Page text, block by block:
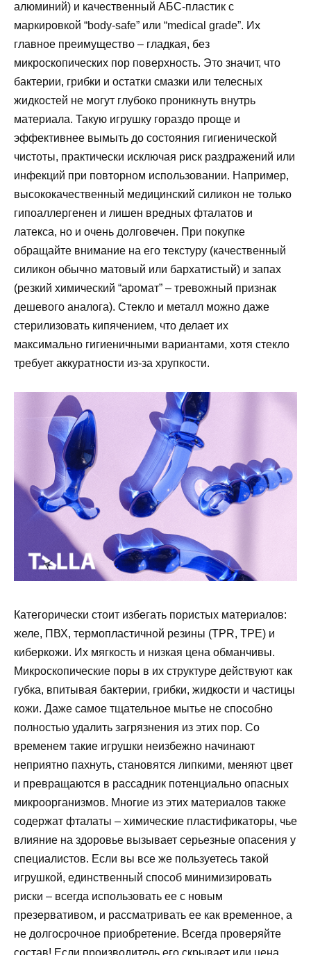
алюминий) и качественный АБС-пластик с
маркировкой “body-safe” или “medical grade”. Их
главное преимущество – гладкая, без
микроскопических пор поверхность. Это значит, что
бактерии, грибки и остатки смазки или телесных
жидкостей не могут глубоко проникнуть внутрь
материала. Такую игрушку гораздо проще и
эффективнее вымыть до состояния гигиенической
чистоты, практически исключая риск раздражений или
инфекций при повторном использовании. Например,
высококачественный медицинский силикон не только
гипоаллергенен и лишен вредных фталатов и
латекса, но и очень долговечен. При покупке
обращайте внимание на его текстуру (качественный
силикон обычно матовый или бархатистый) и запах
(резкий химический “аромат” – тревожный признак
дешевого аналога). Стекло и металл можно даже
стерилизовать кипячением, что делает их
максимально гигиеничными вариантами, хотя стекло
требует аккуратности из-за хрупкости.
Категорически стоит избегать пористых материалов:
желе, ПВХ, термопластичной резины (TPR, TPE) и
киберкожи. Их мягкость и низкая цена обманчивы.
Микроскопические поры в их структуре действуют как
губка, впитывая бактерии, грибки, жидкости и частицы
кожи. Даже самое тщательное мытье не способно
полностью удалить загрязнения из этих пор. Со
временем такие игрушки неизбежно начинают
неприятно пахнуть, становятся липкими, меняют цвет
и превращаются в рассадник потенциально опасных
микроорганизмов. Многие из этих материалов также
содержат фталаты – химические пластификаторы, чье
влияние на здоровье вызывает серьезные опасения у
специалистов. Если вы все же пользуетесь такой
игрушкой, единственный способ минимизировать
риски – всегда использовать ее с новым
презервативом, и рассматривать ее как временное, а
не долгосрочное приобретение. Всегда проверяйте
состав! Если производитель его скрывает или цена